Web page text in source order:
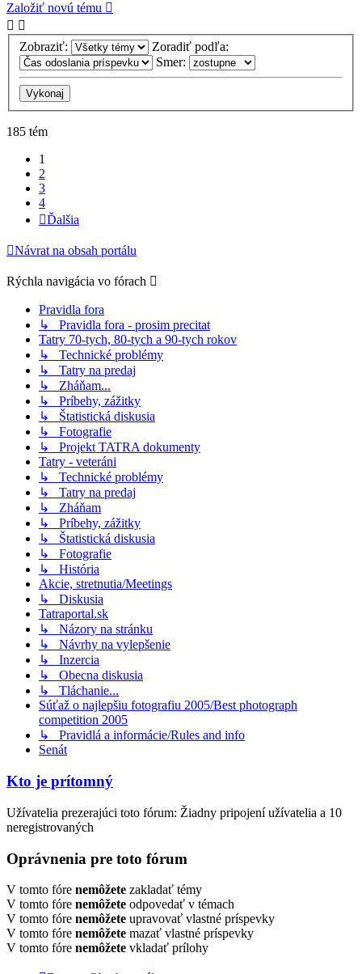
Založiť novú tému
Zobraziť:
Zoradiť podľa:
Smer:
185 tém
1
2
3
4
Ďalšia
Návrat na obsah portálu
Rýchla navigácia vo fórach
Pravidla fora
↳ Pravidla fora - prosim precitat
Tatry 70-tych, 80-tych a 90-tych rokov
↳ Technické problémy
↳ Tatry na predaj
↳ Zháňam...
↳ Príbehy, zážitky
↳ Štatistická diskusia
↳ Fotografie
↳ Projekt TATRA dokumenty
Tatry - veteráni
↳ Technické problémy
↳ Tatry na predaj
↳ Zháňam
↳ Príbehy, zážitky
↳ Štatistická diskusia
↳ Fotografie
↳ História
Akcie, stretnutia/Meetings
↳ Diskusia
Tatraportal.sk
↳ Názory na stránku
↳ Návrhy na vylepšenie
↳ Inzercia
↳ Obecna diskusia
↳ Tláchanie...
Súťaž o najlepšiu fotografiu 2005/Best photograph
competition 2005
↳ Pravidlá a informácie/Rules and info
Senát
Kto je prítomný
Užívatelia prezerajúci toto fórum: Žiadny pripojení užívatelia a 10
neregistrovaných
Oprávnenia pre toto fórum
V tomto fóre nemôžete zakladať témy
V tomto fóre nemôžete odpovedať v témach
V tomto fóre nemôžete upravovať vlastné príspevky
V tomto fóre nemôžete mazať vlastné príspevky
V tomto fóre nemôžete vkladať prílohy